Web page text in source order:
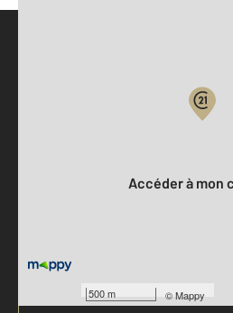
500 m ©Mappy
Accéder à mon